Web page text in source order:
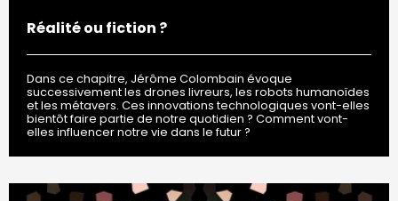
Réalité ou fiction ?
Dans ce chapitre, Jérôme Colombain évoque
successivement les drones livreurs, les robots humanoïdes
et les métavers. Ces innovations technologiques vont-elles
bientôt faire partie de notre quotidien ? Comment vont-
elles influencer notre vie dans le futur ?